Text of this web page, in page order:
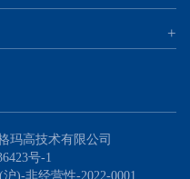
+
玛高技术有限公司
号-1
)-非经营性-2022-0001